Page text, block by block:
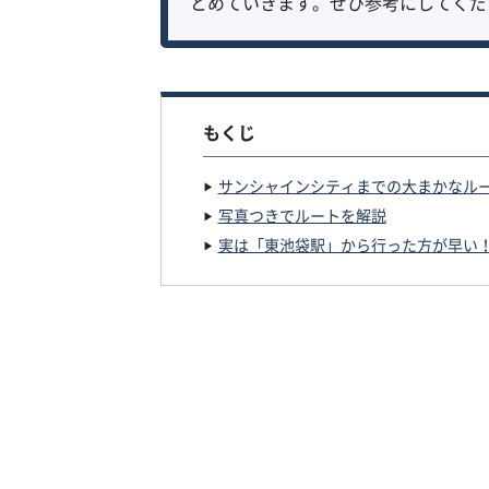
もくじ
サンシャインシティまでの大まかなル
写真つきでルートを解説
実は「東池袋駅」から行った方が早い！